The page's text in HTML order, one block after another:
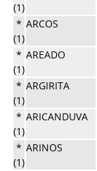
(1)
*
(1)
ARCOS
*
(1)
AREADO
*
(1)
ARGIRITA
*
(1)
ARICANDUVA
*
(1)
ARINOS